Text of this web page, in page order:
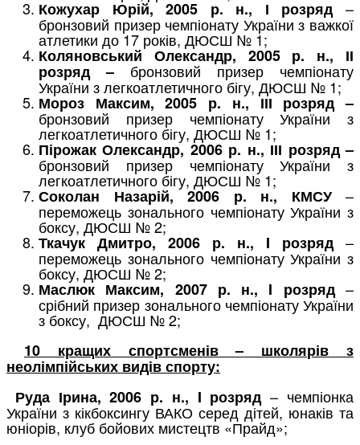
Кожухар Юрій, 2005 р. н., І розряд–
бронзовий призер чемпіонату України з важкої
атлетики до 17 років, ДЮСШ № 1;
Коляновський Олександр, 2005 р. н., ІІ
розряд – бронзовий призер чемпіонату
України з легкоатлетичного бігу, ДЮСШ № 1;
Мороз Максим, 2005 р. н., ІІІ розряд –
бронзовий призер чемпіонату України з
легкоатлетичного бігу, ДЮСШ № 1;
Пірожак Олександр, 2006 р. н., ІІІ розряд –
бронзовий призер чемпіонату України з
легкоатлетичного бігу, ДЮСШ № 1;
Соколан Назарій, 2006 р. н., КМСУ–
переможець зонального чемпіонату України з
боксу, ДЮСШ № 2;
Ткачук Дмитро, 2006 р. н., I розряд –
переможець зонального чемпіонату України з
боксу, ДЮСШ № 2;
Маслюк Максим, 2007 р. н., I розряд–
срібний призер зонального чемпіонату України
з боксу, ДЮСШ № 2;
10 кращих спортсменів – школярів з
неолімпійських видів спорту:
Руда Ірина, 2006 р. н., I розряд – чемпіонка
України з кікбоксингу ВАКО серед дітей, юнаків та
юніорів, клуб бойових мистецтв «Прайд»;